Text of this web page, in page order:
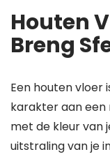
Houten
Breng
Een houten vloer
karakter aan een
met de kleur van
uitstraling van je